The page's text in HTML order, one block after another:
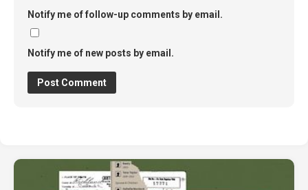
Notify me of follow-up comments by email.
Notify me of new posts by email.